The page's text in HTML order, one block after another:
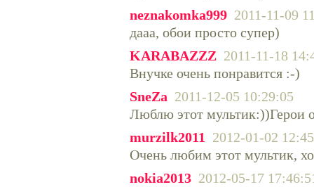
neznakomka999 2011-11-09
дааа, обои просто супер)
KARABAZZZ 2011-11-18
Внучке очень понравится :-)
SneZa 2011-12-05 10:29:05
Люблю этот мультик:))Герои
murzilk2011
2012-01-02
Очень любим этот мультик,
nokia2013 2012-05-17